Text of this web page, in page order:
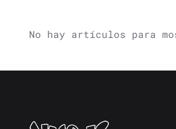
No hay artículos para